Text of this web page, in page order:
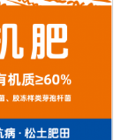
花保果作用，也
果实大、颗粒
物。在果实期
灌浆期喷洒谷
恢复，抗旱、
，抵抗农作物
。